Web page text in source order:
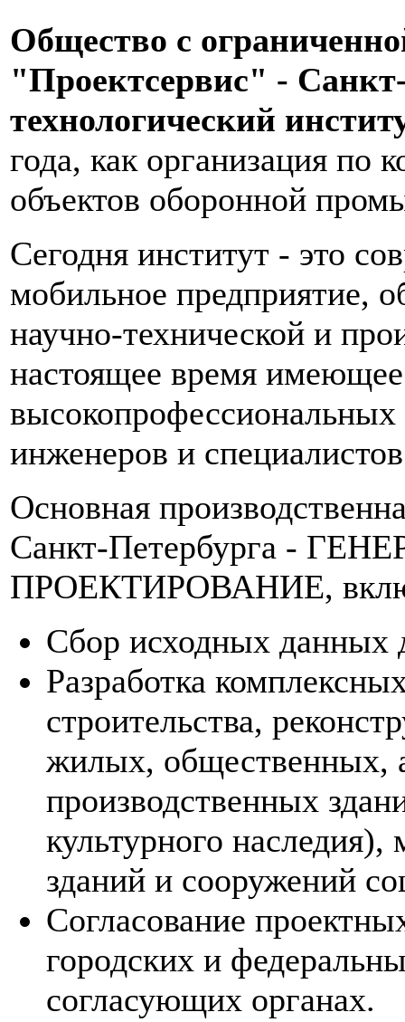
Общество с
"Проектсервис" -
технологический
года, как организация по
объектов оборонной
Сегодня институт - это
мобильное предприятие,
научно-технической и
настоящее время имеющее
высокопрофессиональных
инженеров и
Основная
Санкт-Петербурга -
ПРОЕКТИРОВАНИЕ,
Сбор исходных данных
Разработка
строительства,
жилых, общественных,
производственных
культурного
зданий и сооружений
Согласование
городских и
согласующих органах.